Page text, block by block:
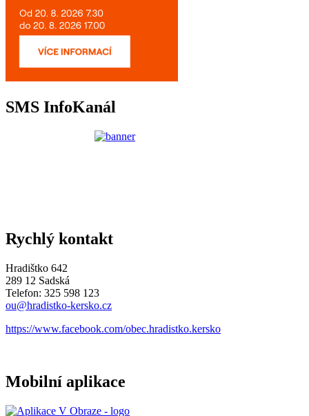
SMS InfoKanál
Rychlý kontakt
Hradištko 642
289 12 Sadská
Telefon: 325 598 123
ou@hradistko-kersko.cz
https://www.facebook.com/obec.hradistko.kersko
Mobilní aplikace